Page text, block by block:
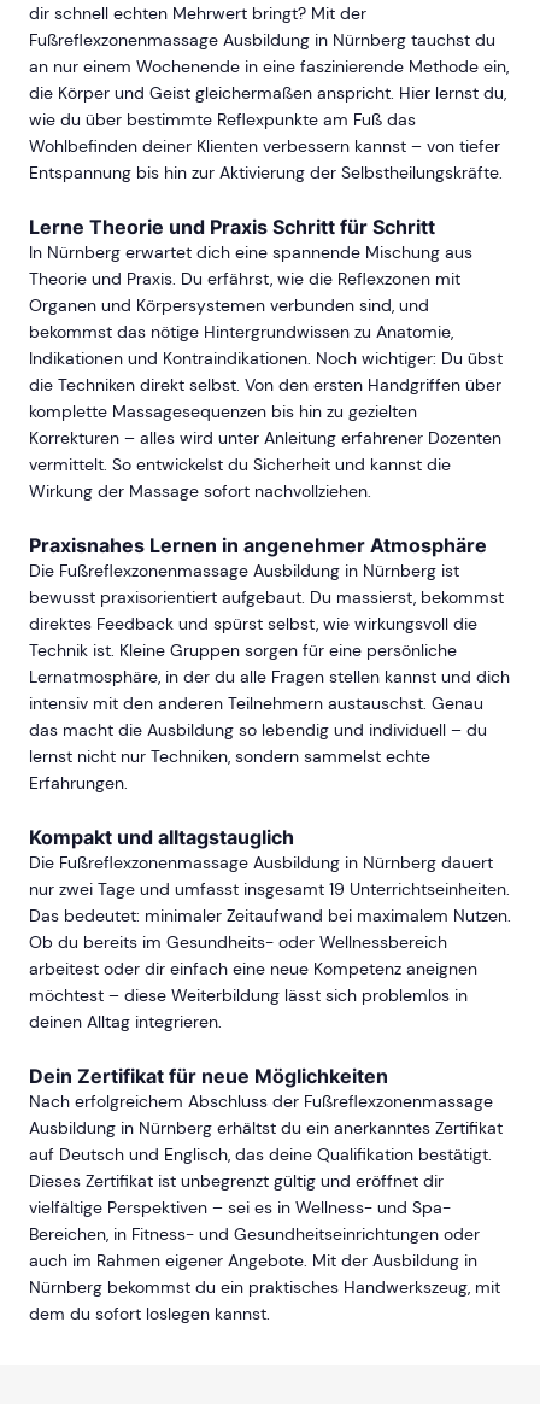
dir schnell echten Mehrwert bringt? Mit der
Fußreflexzonenmassage Ausbildung in Nürnberg tauchst du
an nur einem Wochenende in eine faszinierende Methode ein,
die Körper und Geist gleichermaßen anspricht. Hier lernst du,
wie du über bestimmte Reflexpunkte am Fuß das
Wohlbefinden deiner Klienten verbessern kannst – von tiefer
Entspannung bis hin zur Aktivierung der Selbstheilungskräfte.
Lerne Theorie und Praxis Schritt für Schritt
In Nürnberg erwartet dich eine spannende Mischung aus
Theorie und Praxis. Du erfährst, wie die Reflexzonen mit
Organen und Körpersystemen verbunden sind, und
bekommst das nötige Hintergrundwissen zu Anatomie,
Indikationen und Kontraindikationen. Noch wichtiger: Du übst
die Techniken direkt selbst. Von den ersten Handgriffen über
komplette Massagesequenzen bis hin zu gezielten
Korrekturen – alles wird unter Anleitung erfahrener Dozenten
vermittelt. So entwickelst du Sicherheit und kannst die
Wirkung der Massage sofort nachvollziehen.
Praxisnahes Lernen in angenehmer Atmosphäre
Die Fußreflexzonenmassage Ausbildung in Nürnberg ist
bewusst praxisorientiert aufgebaut. Du massierst, bekommst
direktes Feedback und spürst selbst, wie wirkungsvoll die
Technik ist. Kleine Gruppen sorgen für eine persönliche
Lernatmosphäre, in der du alle Fragen stellen kannst und dich
intensiv mit den anderen Teilnehmern austauschst. Genau
das macht die Ausbildung so lebendig und individuell – du
lernst nicht nur Techniken, sondern sammelst echte
Erfahrungen.
Kompakt und alltagstauglich
Die Fußreflexzonenmassage Ausbildung in Nürnberg dauert
nur zwei Tage und umfasst insgesamt 19 Unterrichtseinheiten.
Das bedeutet: minimaler Zeitaufwand bei maximalem Nutzen.
Ob du bereits im Gesundheits- oder Wellnessbereich
arbeitest oder dir einfach eine neue Kompetenz aneignen
möchtest – diese Weiterbildung lässt sich problemlos in
deinen Alltag integrieren.
Dein Zertifikat für neue Möglichkeiten
Nach erfolgreichem Abschluss der Fußreflexzonenmassage
Ausbildung in Nürnberg erhältst du ein anerkanntes Zertifikat
auf Deutsch und Englisch, das deine Qualifikation bestätigt.
Dieses Zertifikat ist unbegrenzt gültig und eröffnet dir
vielfältige Perspektiven – sei es in Wellness- und Spa-
Bereichen, in Fitness- und Gesundheitseinrichtungen oder
auch im Rahmen eigener Angebote. Mit der Ausbildung in
Nürnberg bekommst du ein praktisches Handwerkszeug, mit
dem du sofort loslegen kannst.